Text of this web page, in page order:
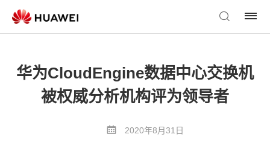
华为CloudEngine数据中心交换机
被权威分析机构评为领导者
2020年8月31日